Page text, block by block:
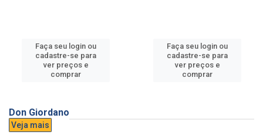
Faça seu login ou
cadastre-se para
ver preços e
comprar
Faça seu login ou
cadastre-se para
ver preços e
comprar
Don Giordano
Veja mais